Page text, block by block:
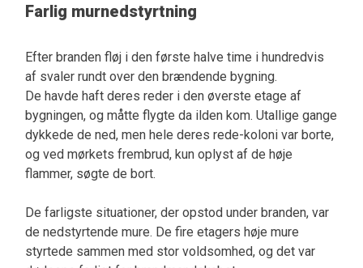
Farlig murnedstyrtning
Efter branden fløj i den første halve time i hundredvis
af svaler rundt over den brændende bygning.
De havde haft deres reder i den øverste etage af
bygningen, og måtte flygte da ilden kom. Utallige gange
dykkede de ned, men hele deres rede-koloni var borte,
og ved mørkets frembrud, kun oplyst af de høje
flammer, søgte de bort.
De farligste situationer, der opstod under branden, var
de nedstyrtende mure. De fire etagers høje mure
styrtede sammen med stor voldsomhed, og det var